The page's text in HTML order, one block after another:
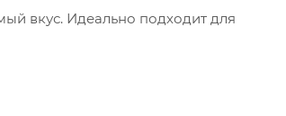
вкус. Идеально подходит для